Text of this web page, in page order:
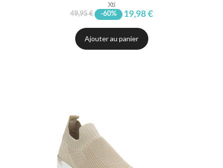
Xti
49,95 € -60% 19,98 €
Ajouter au panier